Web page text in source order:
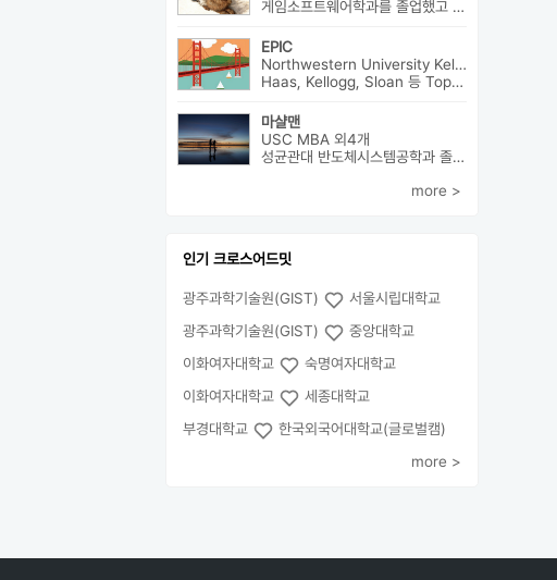
게임소프트웨어학과를 졸업했고 학부에대한 설명과 진로에대해서 알려드릴수 ...
EPIC
Northwestern University Kellogg MBA 외8개
Haas, Kellogg, Sloan 등 Top MBA에서 어드미션을 받았으며 21년 가을...
마샬맨
USC MBA 외4개
성균관대 반도체시스템공학과 졸업 후 미국 MBA 졸업하였습니다.
more >
인기 크로스어드밋
광주과학기술원(GIST)
서울시립대학교
광주과학기술원(GIST)
중앙대학교
이화여자대학교
숙명여자대학교
이화여자대학교
세종대학교
부경대학교
한국외국어대학교(글로벌캠)
more >